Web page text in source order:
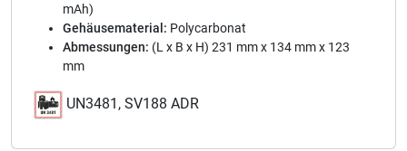
mAh)
Gehäusematerial: Polycarbonat
Abmessungen: (L x B x H) 231 mm x 134 mm x 123
mm
UN3481, SV188 ADR